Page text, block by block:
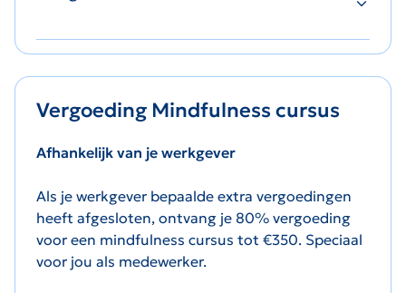
Vergoeding Mindfulness cursus
Afhankelijk van je werkgever
Als je werkgever bepaalde extra vergoedingen
heeft afgesloten, ontvang je 80% vergoeding
voor een mindfulness cursus tot €350. Speciaal
voor jou als medewerker.